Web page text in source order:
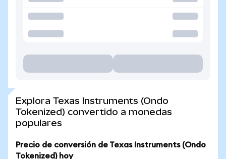
Explora Texas Instruments (Ondo
Tokenized) convertido a monedas
populares
Precio de conversión de Texas Instruments (Ondo
Tokenized) hoy